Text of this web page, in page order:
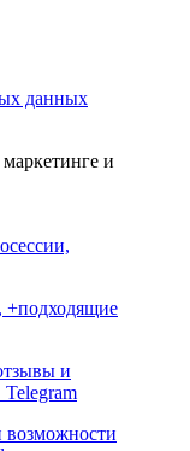
данных
и
+подходящие